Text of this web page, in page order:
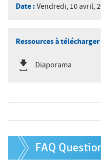
Date : Vendredi, 10 avril,
Ressources à télécharger
Diaporama
F
h
c
FAQ